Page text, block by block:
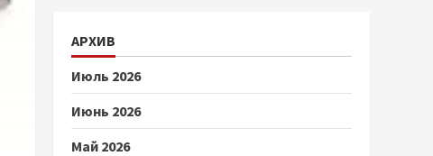
АРХИВ
Июль 2026
Июнь 2026
Май 2026